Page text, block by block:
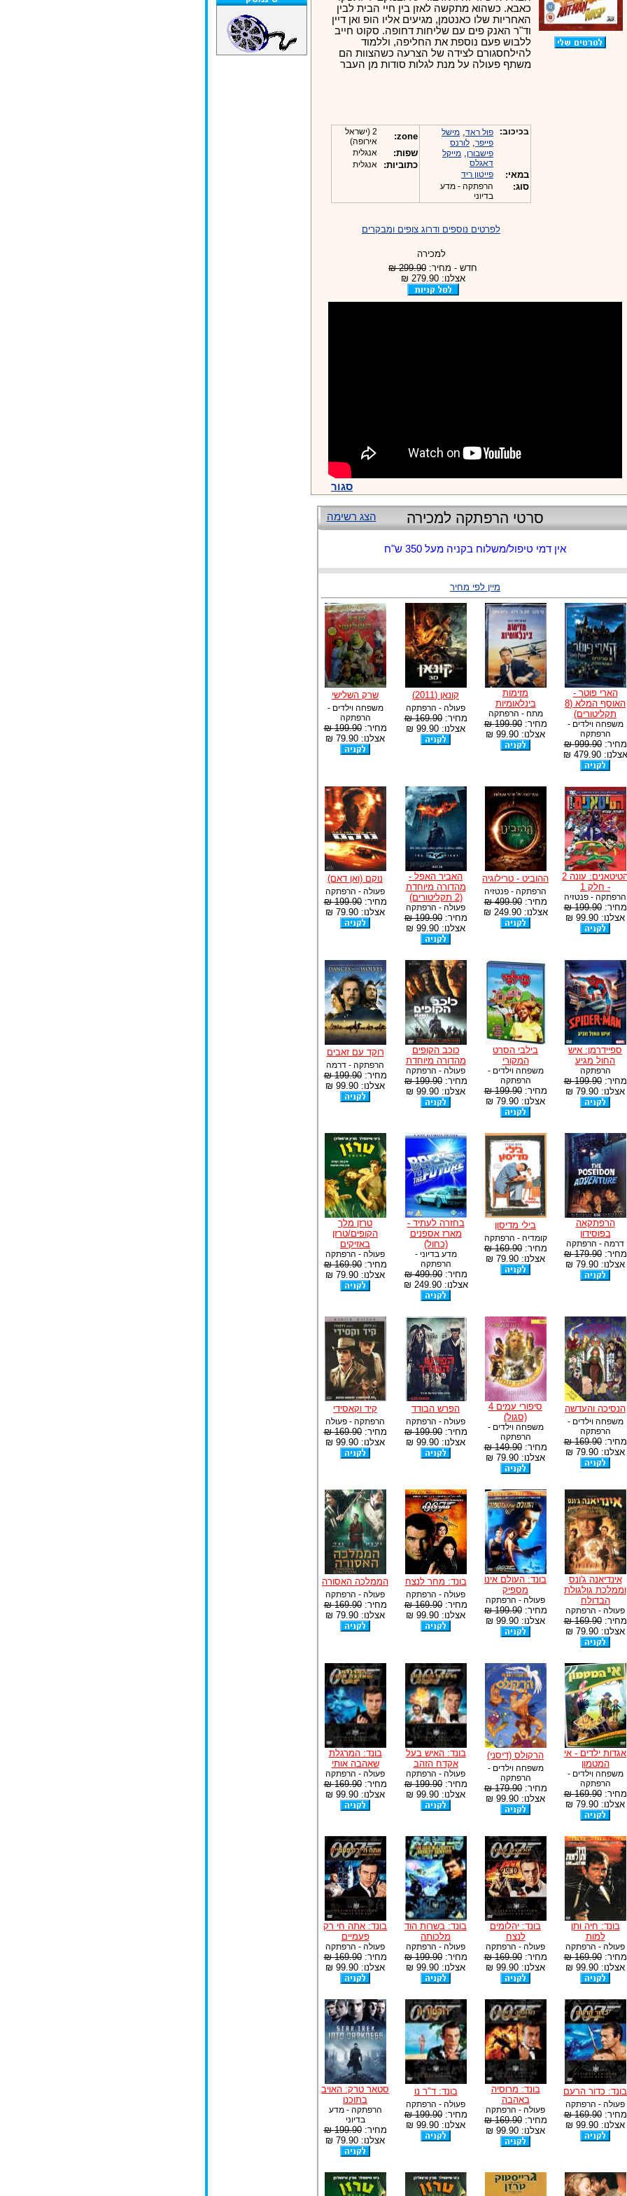
כאבא. כשהוא מתקשה לאזן בין חיי הבית לבין
האחריות שלו כאנטמן, מגיעים אליו הופ ואן דיין
וד"ר האנק פים עם שליחות דחופה. סקוט חייב
ללבוש פעם נוספת את החליפה, וללמוד
להילחסגורם לצידה של הצרעה כשהצוות הם
משתף פעולה על מנת לגלות סודות מן העבר
בכיכוב: פול ראד, מישל
פייפר, לורנס
פישבורן, מייקל
דאגלס
במאי: פייטון ריד
סוג:
הרפתקה - מדע
בדיוני
zone:
2 (ישראל
אירופה)
שפות: אנגלית
כתוביות: אנגלית
לפרטים נוספים ודרוג צופים ומבקרים
למכירה
חדש - מחיר: 299.90 ₪
אצלנו: 279.90 ₪
סגור
הצג רשימה סרטי הרפתקה למכירה
אין דמי טיפול/משלוח בקניה מעל 350 ש"ח
מיין לפי מחיר
הארי פוטר -
האוסף המלא (8
תקליטורים)
משפחה וילדים -
הרפתקה
מחיר:999.90 ₪
אצלנו: 479.90 ₪
מזימות
בינלאומיות
מתח - הרפתקה
מחיר:199.90 ₪
אצלנו: 99.90 ₪
קונאן (2011)
פעולה - הרפתקה
מחיר:169.90 ₪
אצלנו: 99.90 ₪
שרק השלישי
משפחה וילדים -
הרפתקה
מחיר:199.90 ₪
אצלנו: 79.90 ₪
הטיטאנים: עונה 2
- חלק 1
הרפתקה - פנטזיה
מחיר:199.90 ₪
אצלנו: 99.90 ₪
ההוביט - טרילוגיה
הרפתקה - פנטזיה
מחיר:499.90 ₪
אצלנו: 249.90 ₪
האביר האפל -
מהדורה מיוחדת
(2 תקליטורים)
פעולה - הרפתקה
מחיר:199.90 ₪
אצלנו: 99.90 ₪
נוקם (ואן דאם)
פעולה - הרפתקה
מחיר:199.90 ₪
אצלנו: 79.90 ₪
ספיידרמן: איש
החול מגיע
הרפתקה
מחיר:199.90 ₪
אצלנו: 79.90 ₪
בילבי הסרט
המקורי
משפחה וילדים -
הרפתקה
מחיר:199.90 ₪
אצלנו: 79.90 ₪
כוכב הקופים
מהדורה מיוחדת
פעולה - הרפתקה
מחיר:199.90 ₪
אצלנו: 99.90 ₪
רוקד עם זאבים
הרפתקה - דרמה
מחיר:199.90 ₪
אצלנו: 99.90 ₪
הרפתקאה
בפוסידון
דרמה - הרפתקה
מחיר:179.90 ₪
אצלנו: 79.90 ₪
בילי מדיסון
קומדיה - הרפתקה
מחיר:169.90 ₪
אצלנו: 79.90 ₪
בחזרה לעתיד -
מארז אספנים
(כחול)
מדע בדיוני -
הרפתקה
מחיר:499.90 ₪
אצלנו: 249.90 ₪
טרזן מלך
הקופים/טרזן
באזיקים
פעולה - הרפתקה
מחיר:169.90 ₪
אצלנו: 79.90 ₪
הנסיכה והעדשה
משפחה וילדים -
הרפתקה
מחיר:169.90 ₪
אצלנו: 79.90 ₪
סיפורי עמים 4
(סגול)
משפחה וילדים -
הרפתקה
מחיר:149.90 ₪
אצלנו: 79.90 ₪
הפרש הבודד
פעולה - הרפתקה
מחיר:199.90 ₪
אצלנו: 99.90 ₪
קיד וקאסידי
הרפתקה - פעולה
מחיר:169.90 ₪
אצלנו: 99.90 ₪
אינדיאנה ג'ונס
וממלכת גולגולת
הבדולח
פעולה - הרפתקה
מחיר:169.90 ₪
אצלנו: 79.90 ₪
בונד: העולם אינו
מספיק
פעולה - הרפתקה
מחיר:199.90 ₪
אצלנו: 99.90 ₪
בונד: מחר לנצח
פעולה - הרפתקה
מחיר:169.90 ₪
אצלנו: 99.90 ₪
הממלכה האסורה
פעולה - הרפתקה
מחיר:169.90 ₪
אצלנו: 79.90 ₪
אגדות ילדים - אי
המטמון
משפחה וילדים -
הרפתקה
מחיר:169.90 ₪
אצלנו: 79.90 ₪
הרקולס (דיסני)
משפחה וילדים -
הרפתקה
מחיר:179.90 ₪
אצלנו: 99.90 ₪
בונד: האיש בעל
אקדח הזהב
פעולה - הרפתקה
מחיר:199.90 ₪
אצלנו: 99.90 ₪
בונד: המרגלת
שאהבה אותי
פעולה - הרפתקה
מחיר:169.90 ₪
אצלנו: 99.90 ₪
בונד: חיה ותן
למות
פעולה - הרפתקה
מחיר:169.90 ₪
אצלנו: 99.90 ₪
בונד: יהלומים
לנצח
פעולה - הרפתקה
מחיר:169.90 ₪
אצלנו: 99.90 ₪
בונד: בשרות הוד
מלכותה
פעולה - הרפתקה
מחיר:199.90 ₪
אצלנו: 99.90 ₪
בונד: אתה חי רק
פעמיים
פעולה - הרפתקה
מחיר:169.90 ₪
אצלנו: 99.90 ₪
בונד: כדור הרעם
פעולה - הרפתקה
מחיר:169.90 ₪
אצלנו: 99.90 ₪
בונד: מרוסיה
באהבה
פעולה - הרפתקה
מחיר:169.90 ₪
אצלנו: 99.90 ₪
בונד: ד"ר נו
פעולה - הרפתקה
מחיר:199.90 ₪
אצלנו: 99.90 ₪
סטאר טרק: האויב
בתוכנו
הרפתקה - מדע
בדיוני
מחיר:199.90 ₪
אצלנו: 79.90 ₪